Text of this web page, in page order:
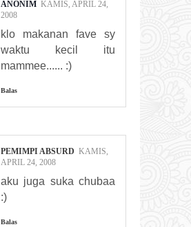
ANONIM KAMIS, APRIL 24,
2008
klo makanan fave sy
waktu kecil itu
mammee...... :)
Balas
PEMIMPI ABSURD KAMIS,
APRIL 24, 2008
aku juga suka chubaa
:)
Balas